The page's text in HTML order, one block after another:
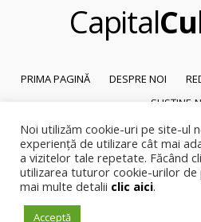
Capital
PRIMA PAGINĂ DESPRE NOI
SUSȚINE-
© 2026Capital
Reproducerea integrală sau parțială a
pagină a site-ului este posibilă numai cu
Noi utilizăm cookie-uri pe site-ul
experiență de utilizare cât mai
a vizitelor tale repetate. Făcând
utilizarea tuturor cookie-urilor de
mai multe detalii clic aici.
Acceptă